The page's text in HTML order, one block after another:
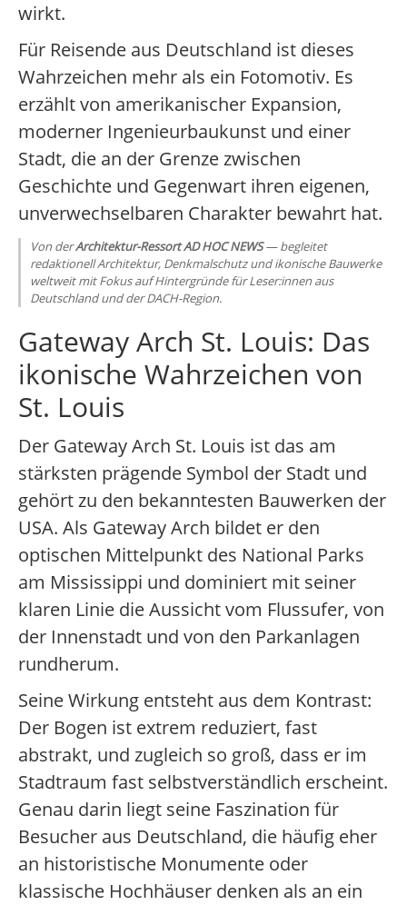
wirkt.
Für Reisende aus Deutschland ist dieses
Wahrzeichen mehr als ein Fotomotiv. Es
erzählt von amerikanischer Expansion,
moderner Ingenieurbaukunst und einer
Stadt, die an der Grenze zwischen
Geschichte und Gegenwart ihren eigenen,
unverwechselbaren Charakter bewahrt hat.
Von derArchitektur-Ressort AD HOC NEWS— begleitet
redaktionell Architektur, Denkmalschutz und ikonische Bauwerke
weltweit mit Fokus auf Hintergründe für Leser:innen aus
Deutschland und der DACH-Region.
Gateway Arch St. Louis: Das
ikonische Wahrzeichen von
St. Louis
Der Gateway Arch St. Louis ist das am
stärksten prägende Symbol der Stadt und
gehört zu den bekanntesten Bauwerken der
USA. Als Gateway Arch bildet er den
optischen Mittelpunkt des National Parks
am Mississippi und dominiert mit seiner
klaren Linie die Aussicht vom Flussufer, von
der Innenstadt und von den Parkanlagen
rundherum.
Seine Wirkung entsteht aus dem Kontrast:
Der Bogen ist extrem reduziert, fast
abstrakt, und zugleich so groß, dass er im
Stadtraum fast selbstverständlich erscheint.
Genau darin liegt seine Faszination für
Besucher aus Deutschland, die häufig eher
an historistische Monumente oder
klassische Hochhäuser denken als an ein